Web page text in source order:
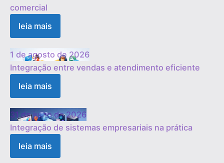
comercial
leia mais
1 de agosto de 2026
Integração entre vendas e atendimento eficiente
leia mais
31 de julho de 2026
Integração de sistemas empresariais na prática
leia mais